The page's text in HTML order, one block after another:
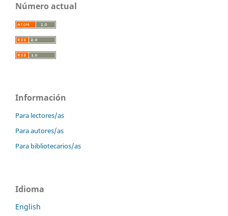
Número actual
Información
Para lectores/as
Para autores/as
Para bibliotecarios/as
Idioma
English